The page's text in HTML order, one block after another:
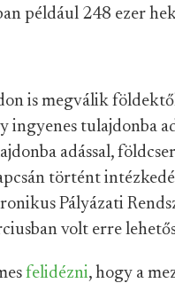
például 248 ezer
is megválik
ingyenes tulajdonba
adással,
történt
Pályázati
volt erre
felidézni, hogy a